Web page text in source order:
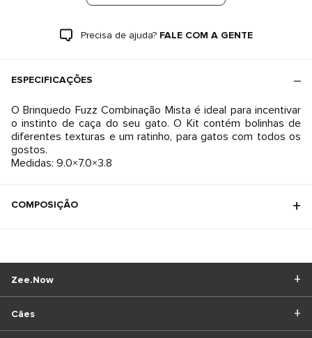
Precisa de ajuda? FALE COM A GENTE
ESPECIFICAÇÕES
O Brinquedo Fuzz Combinação Mista é ideal para incentivar
o instinto de caça do seu gato. O Kit contém bolinhas de
diferentes texturas e um ratinho, para gatos com todos os
gostos.
Medidas: 9.0×7.0×3.8
COMPOSIÇÃO
Cães
Zee.Now